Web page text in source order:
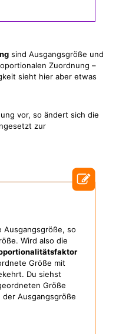
sind Ausgangsgröße und
Zuordnung –
sieht hier aber etwas
vor, so ändert sich die
zur
Ausgangsgröße, so
Wird also die
Größe mit
Du siehst
Größe
Ausgangsgröße